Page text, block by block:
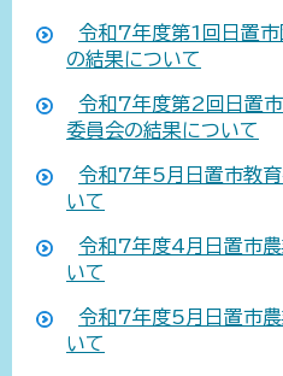
令和7年度第1回日置
の結果について
令和7年度第2回日置
委員会の結果について
令和7年5月日置市教
いて
令和7年度4月日置市
いて
令和7年度5月日置市
いて